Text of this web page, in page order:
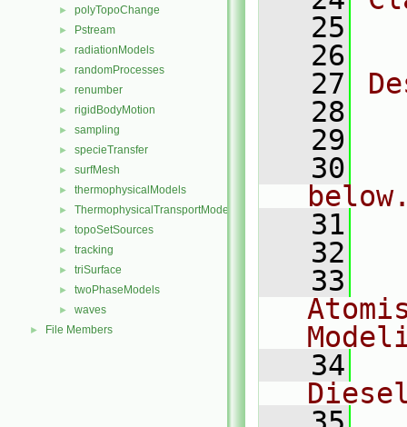
► polyTopoChange
► Pstream
► radiationModels
► randomProcesses
► renumber
► rigidBodyMotion
► sampling
► specieTransfer
► surfMesh
► thermophysicalModels
► ThermophysicalTransportModels
► topoSetSources
► tracking
► triSurface
► twoPhaseModels
► waves
► File Members
   25
   26
   27
   28
   29
   30
   31
   32
   33
   34